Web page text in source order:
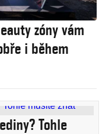
zóny vám
i během
Tohle